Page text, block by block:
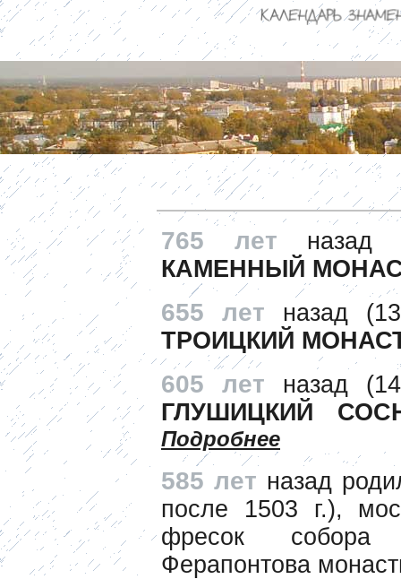
765 лет
КАМЕННЫЙ
655 лет назад
ТРОИЦКИЙ
605 лет назад
ГЛУШИЦКИЙ
Подробнее
585 лет назад
после 1503 г.),
фресок собора
Ферапонтова